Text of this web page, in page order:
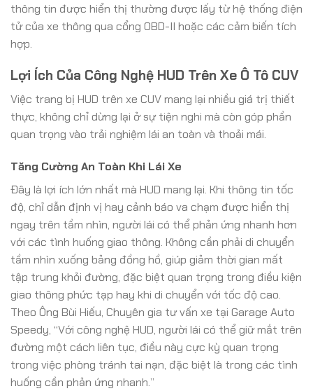
thông tin được hiển thị thường được lấy từ hệ thống điện
tử của xe thông qua cổng OBD-II hoặc các cảm biến tích
hợp.
Lợi Ích Của Công Nghệ HUD Trên Xe Ô Tô CUV
Việc trang bị HUD trên xe CUV mang lại nhiều giá trị thiết
thực, không chỉ dừng lại ở sự tiện nghi mà còn góp phần
quan trọng vào trải nghiệm lái an toàn và thoải mái.
Tăng Cường An Toàn Khi Lái Xe
Đây là lợi ích lớn nhất mà HUD mang lại. Khi thông tin tốc
độ, chỉ dẫn định vị hay cảnh báo va chạm được hiển thị
ngay trên tầm nhìn, người lái có thể phản ứng nhanh hơn
với các tình huống giao thông. Không cần phải di chuyển
tầm nhìn xuống bảng đồng hồ, giúp giảm thời gian mất
tập trung khỏi đường, đặc biệt quan trọng trong điều kiện
giao thông phức tạp hay khi di chuyển với tốc độ cao.
Theo Ông Bùi Hiếu, Chuyên gia tư vấn xe tại Garage Auto
Speedy, “Với công nghệ HUD, người lái có thể giữ mắt trên
đường một cách liên tục, điều này cực kỳ quan trọng
trong việc phòng tránh tai nạn, đặc biệt là trong các tình
huống cần phản ứng nhanh.”